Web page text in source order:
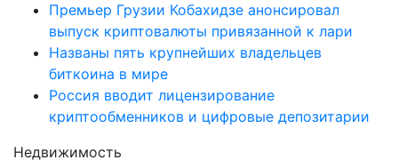
Премьер Грузии Кобахидзе анонсировал
выпуск криптовалюты привязанной к лари
Названы пять крупнейших владельцев
биткоина в мире
Россия вводит лицензирование
криптообменников и цифровые депозитарии
Недвижимость